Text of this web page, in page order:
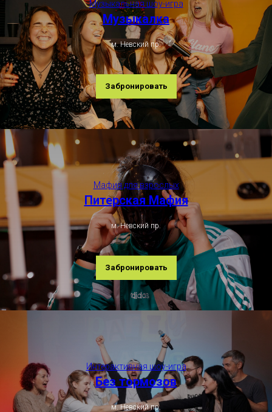
Музыкальная шоу-игра
Музыкалка
м. Невский пр.
Забронировать
Мафия для взрослых
Питерская Мафия
м. Невский пр.
Забронировать
Интерактивная шоу-игра
Без тормозов
м. Невский пр.